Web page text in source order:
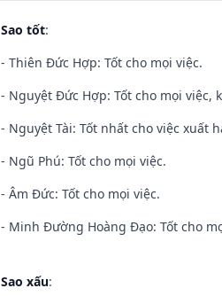
Sao tốt:
- Thiên Đức Hợp: Tốt cho mọi việc.
- Nguyệt Đức Hợp: Tốt cho mọi việc,
- Nguyệt Tài: Tốt nhất cho việc xuất
- Ngũ Phú: Tốt cho mọi việc.
- Âm Đức: Tốt cho mọi việc.
- Minh Đường Hoàng Đạo: Tốt cho
Sao xấu: